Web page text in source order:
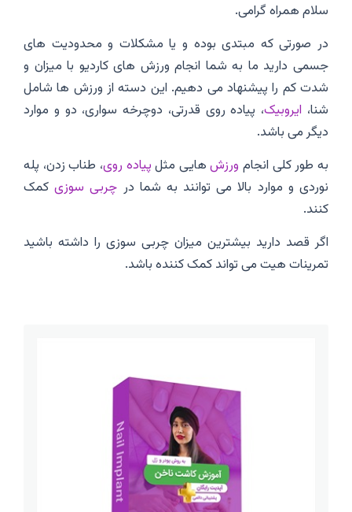
سلام همراه گرامی.
در صورتی که مبتدی بوده و یا مشکلات و محدودیت های
جسمی دارید ما به شما انجام ورزش های کاردیو با میزان و
شدت کم را پیشنهاد می دهیم. این دسته از ورزش ها شامل
شنا، ایروبیک، پیاده روی قدرتی، دوچرخه سواری، دو و موارد
دیگر می باشد.
به طور کلی انجام ورزشهایی مثلپیاده روی، طناب زدن، پله
نوردی و موارد بالا می توانند به شما در چربی سوزیکمک
کنند.
اگر قصد دارید بیشترین میزان چربی سوزی را داشته باشید
تمرینات هیت می تواند کمک کننده باشد.